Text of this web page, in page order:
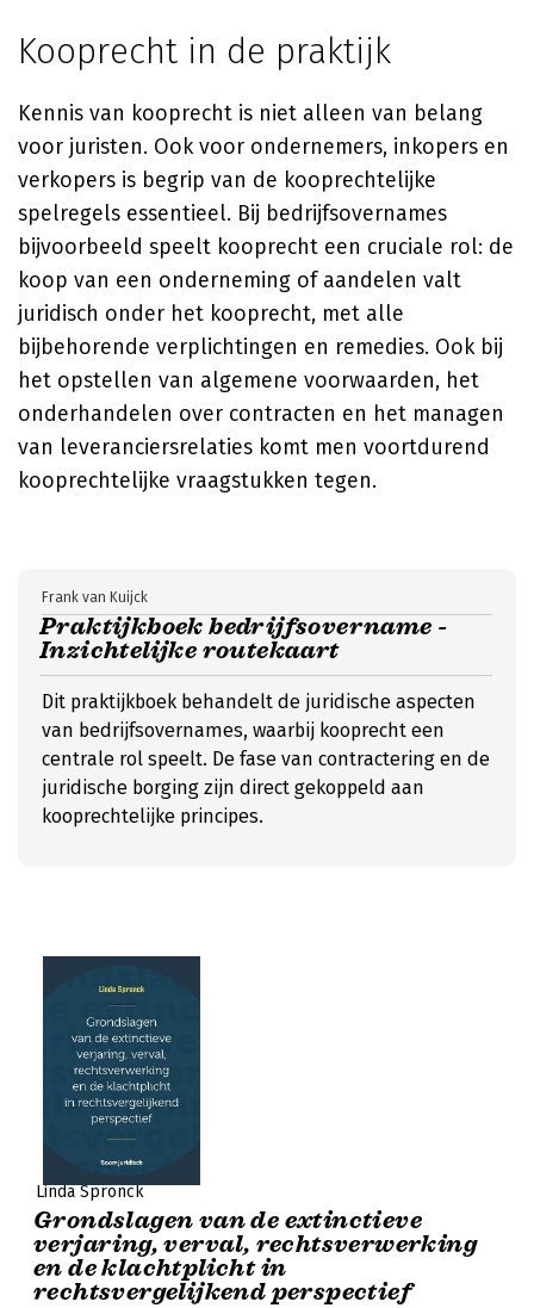
Kooprecht in de praktijk
Kennis van kooprecht is niet alleen van belang
voor juristen. Ook voor ondernemers, inkopers en
verkopers is begrip van de kooprechtelijke
spelregels essentieel. Bij bedrijfsovernames
bijvoorbeeld speelt kooprecht een cruciale rol: de
koop van een onderneming of aandelen valt
juridisch onder het kooprecht, met alle
bijbehorende verplichtingen en remedies. Ook bij
het opstellen van algemene voorwaarden, het
onderhandelen over contracten en het managen
van leveranciersrelaties komt men voortdurend
kooprechtelijke vraagstukken tegen.
Praktijkboek bedrijfsovername -
Inzichtelijke routekaart
Frank van Kuijck
Dit praktijkboek behandelt de juridische aspecten
van bedrijfsovernames, waarbij kooprecht een
centrale rol speelt. De fase van contractering en de
juridische borging zijn direct gekoppeld aan
kooprechtelijke principes.
Linda Spronck
Grondslagen van de extinctieve
verjaring, verval, rechtsverwerking
en de klachtplicht in
rechtsvergelijkend perspectief